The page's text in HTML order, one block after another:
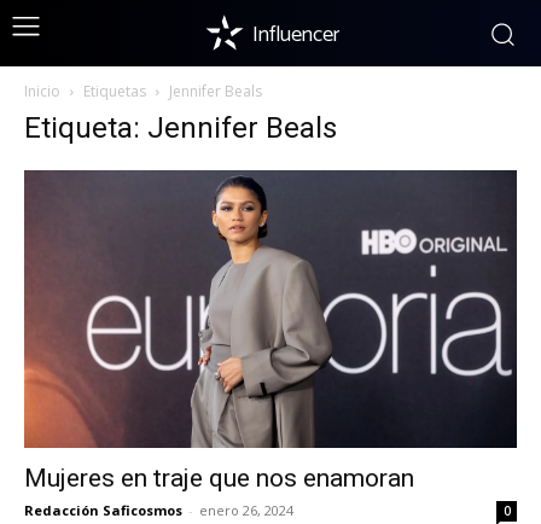
Influencer
Inicio Etiquetas Jennifer Beals
Etiqueta: Jennifer Beals
Mujeres en traje que nos enamoran
Redacción Saficosmos - enero 26, 2024 0